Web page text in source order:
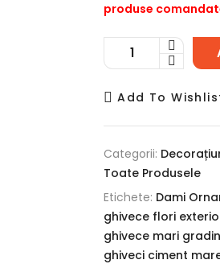
produse
Add To
Categorii:
Toate Produsele
Etichete: Dami
ghivece flori
ghivece mari
ghiveci ciment